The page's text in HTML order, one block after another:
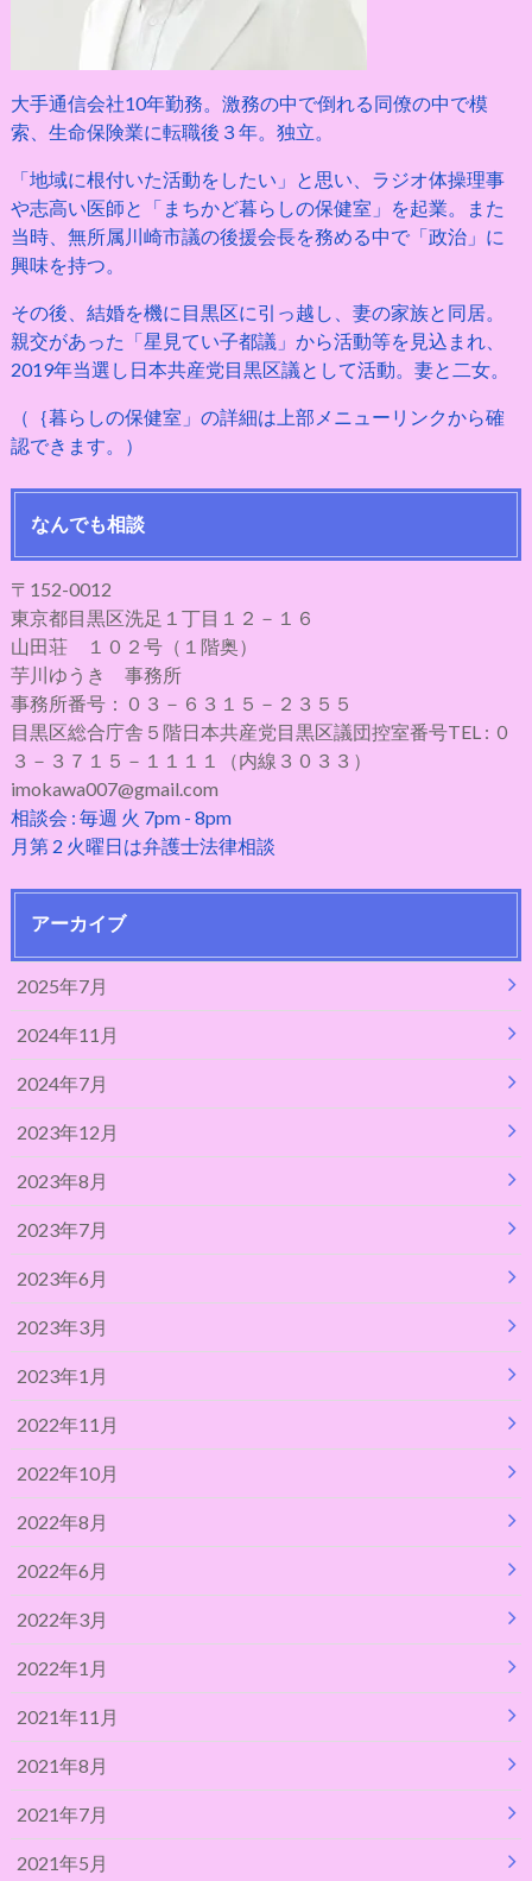
大手通信会社10年勤務。激務の中で倒れる同僚の中で模
索、生命保険業に転職後３年。独立。
「地域に根付いた活動をしたい」と思い、ラジオ体操理事
や志高い医師と「まちかど暮らしの保健室」を起業。また
当時、無所属川崎市議の後援会長を務める中で「政治」に
興味を持つ。
その後、結婚を機に目黒区に引っ越し、妻の家族と同居。
親交があった「星見てい子都議」から活動等を見込まれ、
2019年当選し日本共産党目黒区議として活動。妻と二女。
（｛暮らしの保健室」の詳細は上部メニューリンクから確
認できます。）
なんでも相談
〒152-0012
東京都目黒区洗足１丁目１２－１６
山田荘 １０２号（１階奥）
芋川ゆうき 事務所
事務所番号：０３－６３１５－２３５５
目黒区総合庁舎５階日本共産党目黒区議団控室番号TEL : ０
３－３７１５－１１１１（内線３０３３）
imokawa007@gmail.com
相談会 : 毎週 火 7pm - 8pm
月第 2 火曜日は弁護士法律相談
アーカイブ
2025年7月
2024年11月
2024年7月
2023年12月
2023年8月
2023年7月
2023年6月
2023年3月
2023年1月
2022年11月
2022年10月
2022年8月
2022年6月
2022年3月
2022年1月
2021年11月
2021年8月
2021年7月
2021年5月